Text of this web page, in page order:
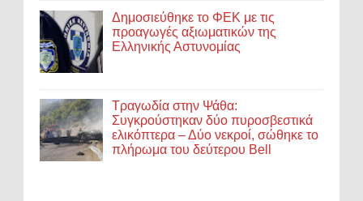
Δημοσιεύθηκε το ΦΕΚ με τις
προαγωγές αξιωματικών της
Ελληνικής Αστυνομίας
Τραγωδία στην Ψάθα:
Συγκρούστηκαν δύο πυροσβεστικά
ελικόπτερα – Δύο νεκροί, σώθηκε το
πλήρωμα του δεύτερου Bell